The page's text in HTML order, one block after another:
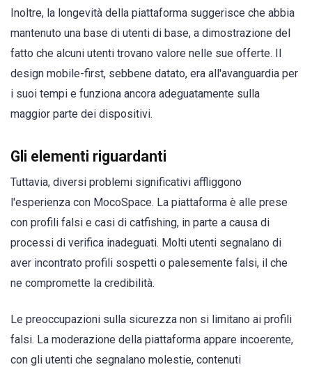
Inoltre, la longevità della piattaforma suggerisce che abbia
mantenuto una base di utenti di base, a dimostrazione del
fatto che alcuni utenti trovano valore nelle sue offerte. Il
design mobile-first, sebbene datato, era all'avanguardia per
i suoi tempi e funziona ancora adeguatamente sulla
maggior parte dei dispositivi.
Gli elementi riguardanti
Tuttavia, diversi problemi significativi affliggono
l'esperienza con MocoSpace. La piattaforma è alle prese
con profili falsi e casi di catfishing, in parte a causa di
processi di verifica inadeguati. Molti utenti segnalano di
aver incontrato profili sospetti o palesemente falsi, il che
ne compromette la credibilità.
Le preoccupazioni sulla sicurezza non si limitano ai profili
falsi. La moderazione della piattaforma appare incoerente,
con gli utenti che segnalano molestie, contenuti